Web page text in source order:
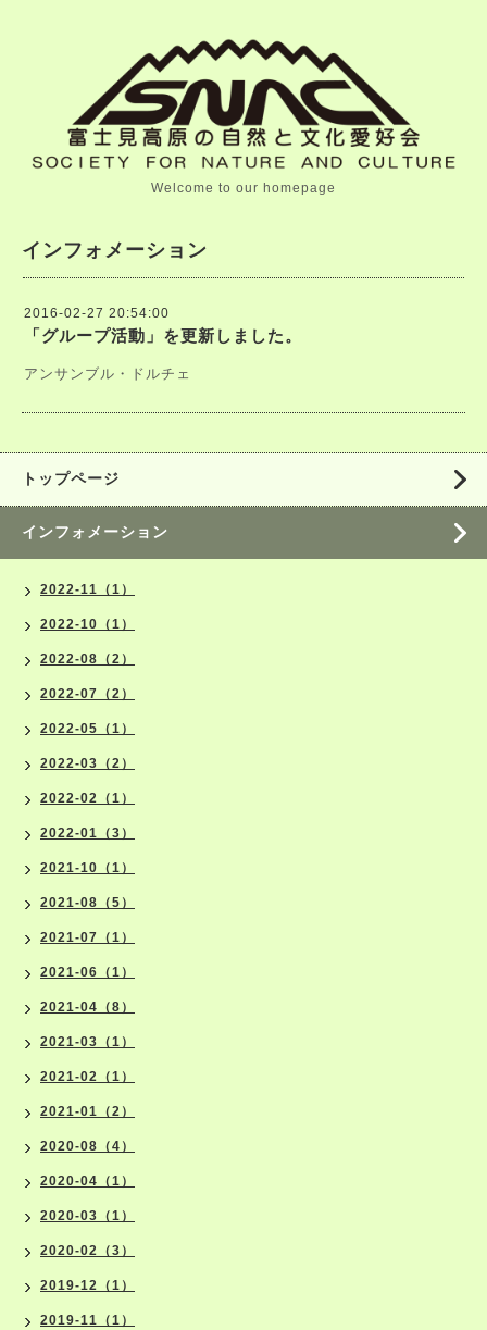
Welcome to our homepage
インフォメーション
2016-02-27 20:54:00
「グループ活動」を更新しました。
アンサンブル・ドルチェ
トップページ
インフォメーション
2022-11（1）
2022-10（1）
2022-08（2）
2022-07（2）
2022-05（1）
2022-03（2）
2022-02（1）
2022-01（3）
2021-10（1）
2021-08（5）
2021-07（1）
2021-06（1）
2021-04（8）
2021-03（1）
2021-02（1）
2021-01（2）
2020-08（4）
2020-04（1）
2020-03（1）
2020-02（3）
2019-12（1）
2019-11（1）